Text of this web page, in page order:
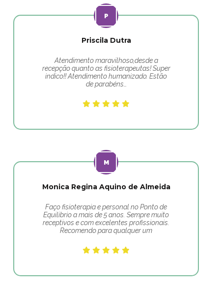
Priscila Dutra
Atendimento maravilhoso,desde a
recepção quanto as fisioterapeutas! Super
indico!! Atendimento humanizado. Estão
de parabéns…
Monica Regina Aquino de Almeida
Faço fisioterapia e personal no Ponto de
Equilibrio a mais de 5 anos. Sempre muito
receptivos e com excelentes profissionais.
Recomendo para qualquer um